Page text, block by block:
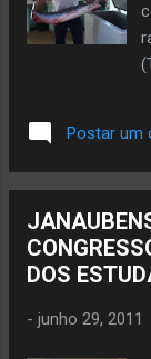
Postar um
DOS
- junho 29, 2011